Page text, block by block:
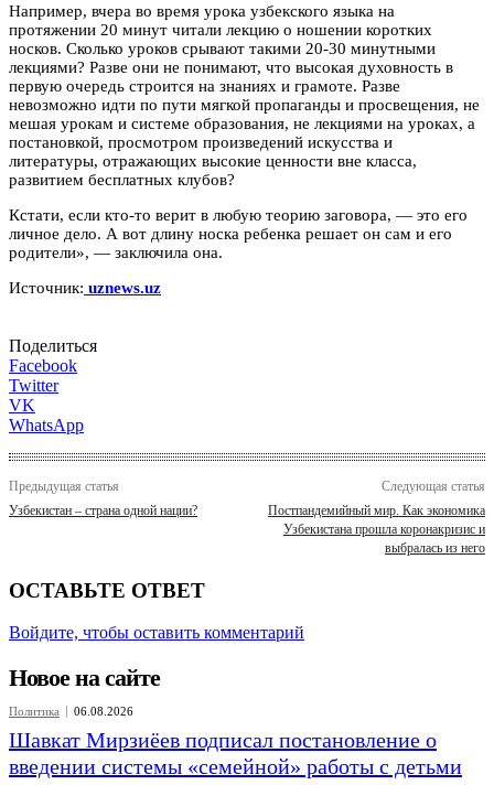
Например, вчера во время урока узбекского языка на
протяжении 20 минут читали лекцию о ношении коротких
носков. Сколько уроков срывают такими 20-30 минутными
лекциями? Разве они не понимают, что высокая духовность в
первую очередь строится на знаниях и грамоте. Разве
невозможно идти по пути мягкой пропаганды и просвещения, не
мешая урокам и системе образования, не лекциями на уроках, а
постановкой, просмотром произведений искусства и
литературы, отражающих высокие ценности вне класса,
развитием бесплатных клубов?
Кстати, если кто-то верит в любую теорию заговора, — это его
личное дело. А вот длину носка ребенка решает он сам и его
родители», — заключила она.
Источник: uznews.uz
Поделиться
Facebook
Twitter
VK
WhatsApp
Предыдущая статья
Узбекистан – страна одной нации?
Следующая статья
Постпандемийный мир. Как экономика
Узбекистана прошла коронакризис и
выбралась из него
ОСТАВЬТЕ ОТВЕТ
Войдите, чтобы оставить комментарий
Новое на сайте
Политика 06.08.2026
Шавкат Мирзиёев подписал постановление о
введении системы «семейной» работы с детьми